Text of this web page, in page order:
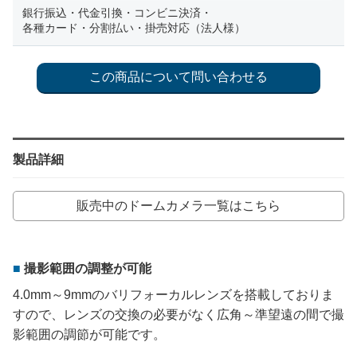
銀行振込・代金引換・コンビニ決済・
各種カード・分割払い・掛売対応（法人様）
製品詳細
販売中のドームカメラ一覧はこちら
撮影範囲の調整が可能
4.0mm～9mmのバリフォーカルレンズを搭載しておりま
すので、レンズの交換の必要がなく広角～準望遠の間で撮
影範囲の調節が可能です。